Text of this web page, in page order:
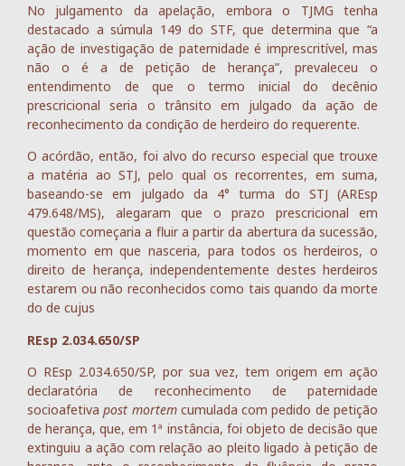
No julgamento da apelação, embora o TJMG tenha
destacado a súmula 149 do STF, que determina que “a
ação de investigação de paternidade é imprescritível, mas
não o é a de petição de herança”, prevaleceu o
entendimento de que o termo inicial do decênio
prescricional seria o trânsito em julgado da ação de
reconhecimento da condição de herdeiro do requerente.
O acórdão, então, foi alvo do recurso especial que trouxe
a matéria ao STJ, pelo qual os recorrentes, em suma,
baseando-se em julgado da 4° turma do STJ (AREsp
479.648/MS), alegaram que o prazo prescricional em
questão começaria a fluir a partir da abertura da sucessão,
momento em que nasceria, para todos os herdeiros, o
direito de herança, independentemente destes herdeiros
estarem ou não reconhecidos como tais quando da morte
do de cujus
REsp 2.034.650/SP
O REsp 2.034.650/SP, por sua vez, tem origem em ação
declaratória de reconhecimento de paternidade
socioafetivapost mortemcumulada com pedido de petição
de herança, que, em 1ª instância, foi objeto de decisão que
extinguiu a ação com relação ao pleito ligado à petição de